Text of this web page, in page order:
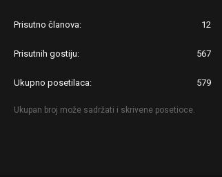
Prisutno članova 12
Prisutnih gostiju 567
Ukupno posetilaca 579
Ukupan broj može sadržati i skrivene posetioce.